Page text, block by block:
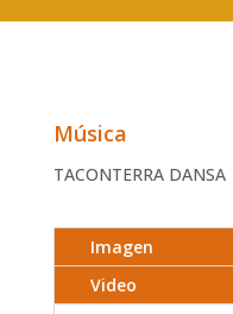
Música
TACONTERRA DANSA
Imagen
Video